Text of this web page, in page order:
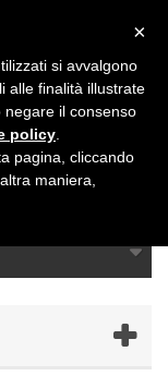
×
si avvalgono
alle finalità illustrate
negare il consenso
policy
pagina, cliccando
maniera,